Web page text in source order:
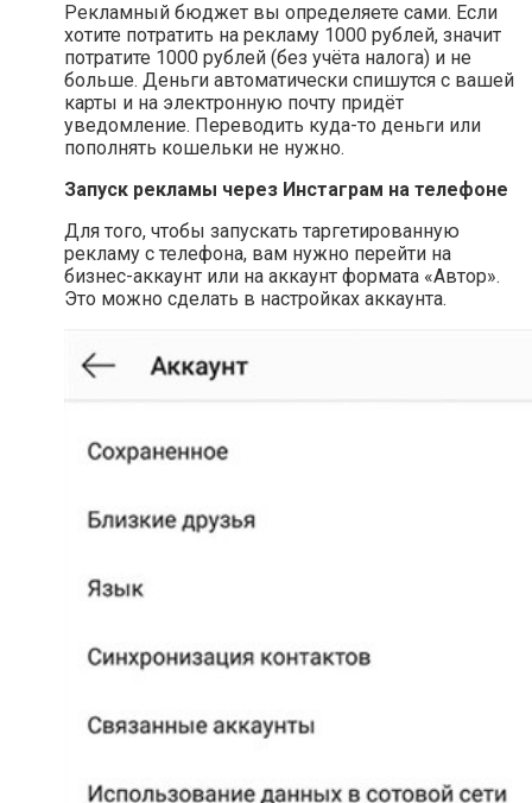
Рекламный бюджет вы определяете сами. Если
хотите потратить на рекламу 1000 рублей, значит
потратите 1000 рублей (без учёта налога) и не
больше. Деньги автоматически спишутся с вашей
карты и на электронную почту придёт
уведомление. Переводить куда-то деньги или
пополнять кошельки не нужно.
Запуск рекламы через Инстаграм на телефоне
Для того, чтобы запускать таргетированную
рекламу с телефона, вам нужно перейти на
бизнес-аккаунт или на аккаунт формата «Автор».
Это можно сделать в настройках аккаунта.